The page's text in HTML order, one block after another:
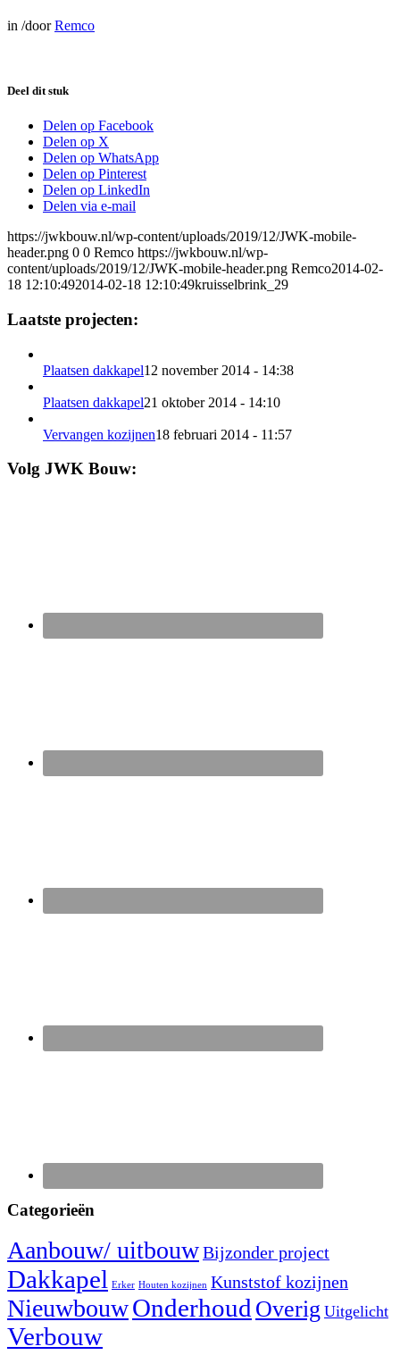
in /doorRemco
Deel dit stuk
Delen op Facebook
Delen op X
Delen op WhatsApp
Delen op Pinterest
Delen op LinkedIn
Delen via e-mail
https://jwkbouw.nl/wp-content/uploads/2019/12/JWK-mobile-
header.png 0 0 Remco https://jwkbouw.nl/wp-
content/uploads/2019/12/JWK-mobile-header.png Remco2014-02-
18 12:10:492014-02-18 12:10:49kruisselbrink_29
Laatste projecten:
Plaatsen dakkapel12 november 2014 - 14:38
Plaatsen dakkapel21 oktober 2014 - 14:10
Vervangen kozijnen18 februari 2014 - 11:57
Volg JWK Bouw:
Categorieën
Aanbouw/ uitbouwBijzonder project
Dakkapel Erker Houten kozijnen Kunststof kozijnen
NieuwbouwOnderhoud Overig Uitgelicht
Verbouw